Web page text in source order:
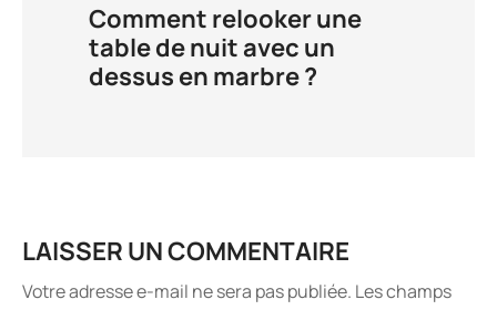
Comment relooker une
table de nuit avec un
dessus en marbre ?
LAISSER UN COMMENTAIRE
Votre adresse e-mail ne sera pas publiée. Les champs